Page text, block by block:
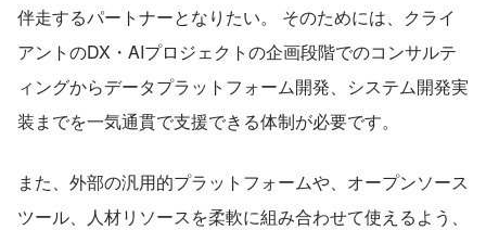
伴走するパートナーとなりたい。 そのためには、クライ
アントのDX・AIプロジェクトの企画段階でのコンサルテ
ィングからデータプラットフォーム開発、システム開発実
装までを一気通貫で支援できる体制が必要です。
また、外部の汎用的プラットフォームや、オープンソース
ツール、人材リソースを柔軟に組み合わせて使えるよう、